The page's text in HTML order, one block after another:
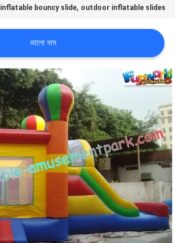
inflatable bouncy slide, outdoor inflatable slides
ভালো দাম